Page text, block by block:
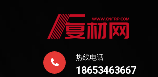
热线电话
18653463667